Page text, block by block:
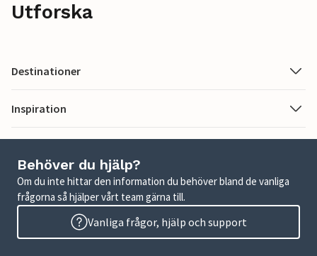
Utforska
Destinationer
Inspiration
Behöver du hjälp?
Om du inte hittar den information du behöver bland de vanliga
frågorna så hjälper vårt team gärna till.
Vanliga frågor, hjälp och support